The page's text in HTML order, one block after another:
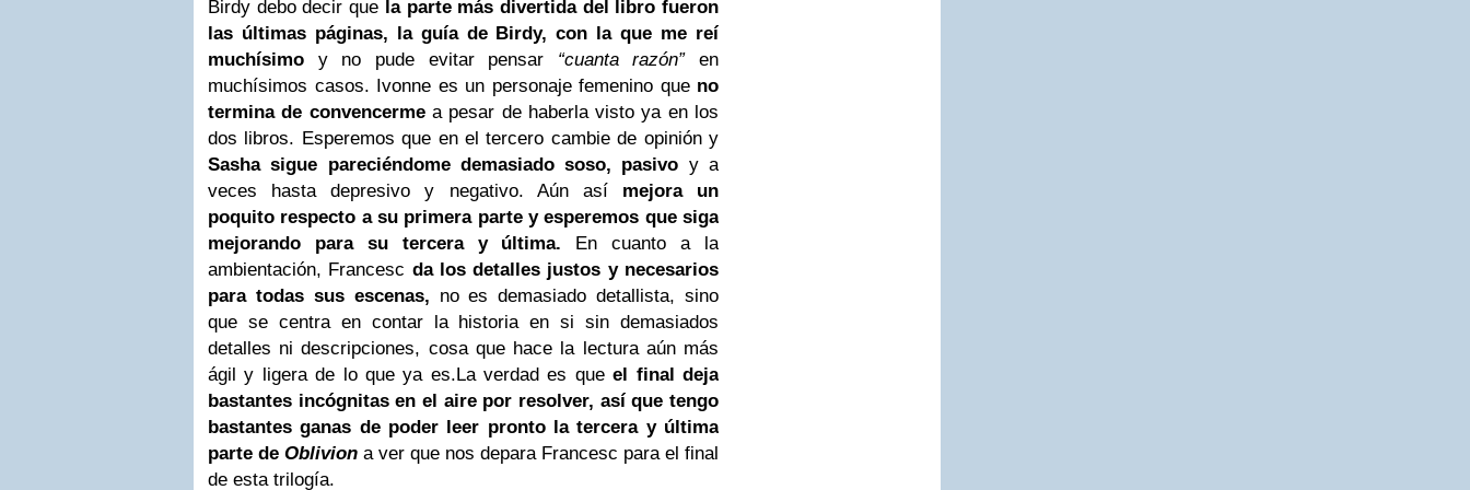
Birdy debo decir que la parte más divertida del libro fueron
las últimas páginas, la guía de Birdy, con la que me reí
muchísimo y no pude evitar pensar “cuanta razón”en
muchísimos casos. Ivonne es un personaje femenino que no
termina de convencerme a pesar de haberla visto ya en los
dos libros. Esperemos que en el tercero cambie de opinión y
Sasha sigue pareciéndome demasiado soso, pasivo y a
veces hasta depresivo y negativo. Aún así mejora un
poquito respecto a su primera parte y esperemos que siga
mejorando para su tercera y última. En cuanto a la
ambientación, Francesc da los detalles justos y necesarios
para todas sus escenas, no es demasiado detallista, sino
que se centra en contar la historia en si sin demasiados
detalles ni descripciones, cosa que hace la lectura aún más
ágil y ligera de lo que ya es.La verdad es queel final deja
bastantes incógnitas en el aire por resolver, así que tengo
bastantes ganas de poder leer pronto la tercera y última
parte de Oblivion a ver que nos depara Francesc para el final
de esta trilogía.